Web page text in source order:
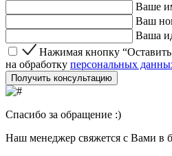
Ваше
Ваш
Ваша
Нажимая кнопку “Оставить
Нажимая кнопку “Оставить
на обработку персональных
Получить консультацию
Спасибо за обращение :)
Наш менеджер свяжется с Вами в